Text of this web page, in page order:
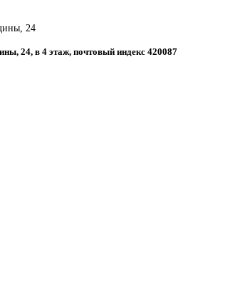
24
24, в 4 этаж, почтовый индекс 420087